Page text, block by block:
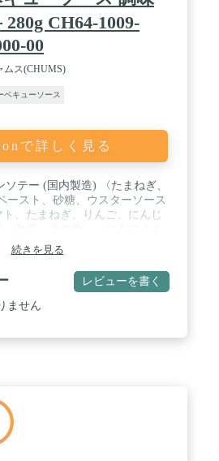
280g CH64-1009-
00
ムス(CHUMS)
ベキューソース
で詳しく見る
ソテー (国内製造) 〈たまねぎ、
ースト、砂糖、ウスターソース
ト、たまねぎ、りんご、にんじ
ご酢、はちみつ、食用オリーブ
着色料 (カラメル) 、調味料 (ア
抽出物、 (香料、一部に大豆、り
: 280g / 賞味期限 : 枠外下部に
日光、高温多湿を避け、涼し
続きを見る
レビューを書く
ません